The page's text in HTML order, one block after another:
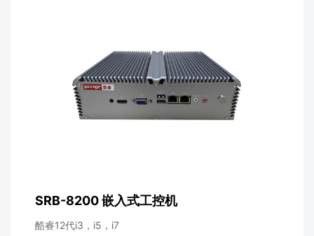
SRB-8200 嵌入式工控机
酷睿12代i3，i5，i7